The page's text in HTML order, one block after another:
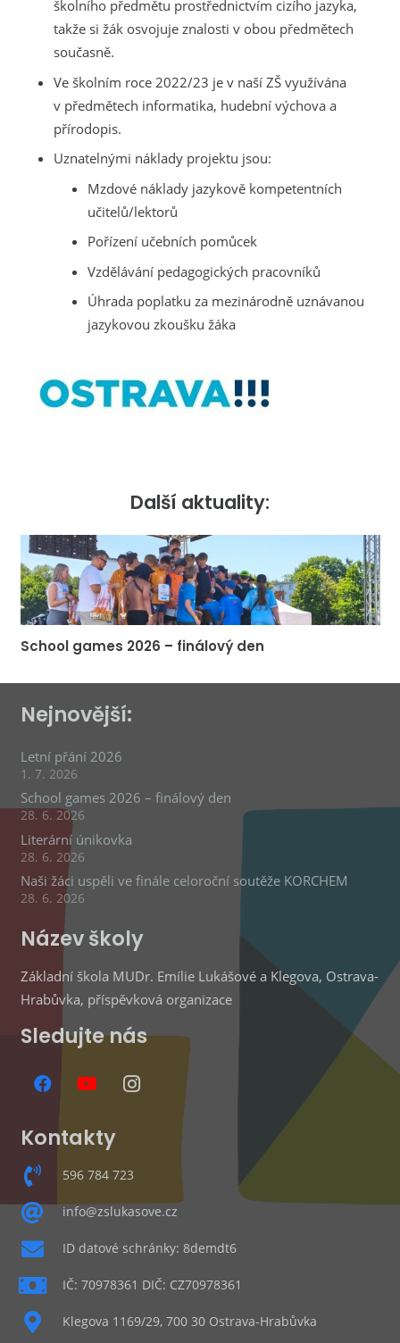
školního předmětu prostřednictvím cizího jazyka,
takže si žák osvojuje znalosti v obou předmětech
současně.
Ve školním roce 2022/23 je v naší ZŠ využívána
v předmětech informatika, hudební výchova a
přírodopis.
Uznatelnými náklady projektu jsou:
Mzdové náklady jazykově kompetentních
učitelů/lektorů
Pořízení učebních pomůcek
Vzdělávání pedagogických pracovníků
Úhrada poplatku za mezinárodně uznávanou
jazykovou zkoušku žáka
Další aktuality:
School games 2026 – finálový den
Nejnovější:
Letní přání 2026
1. 7. 2026
School games 2026 – finálový den
28. 6. 2026
Literární únikovka
28. 6. 2026
Naši žáci uspěli ve finále celoroční soutěže KORCHEM
28. 6. 2026
Název školy
Základní škola MUDr. Emílie Lukášové a Klegova, Ostrava-
Hrabůvka, příspěvková organizace
Sledujte nás
Kontakty
596 784 723
info@zslukasove.cz
ID datové schránky: 8demdt6
IČ: 70978361 DIČ: CZ70978361
Klegova 1169/29, 700 30 Ostrava-Hrabůvka